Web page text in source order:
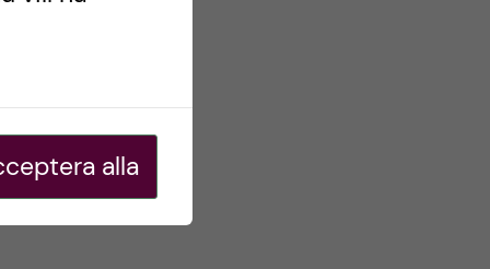
alla